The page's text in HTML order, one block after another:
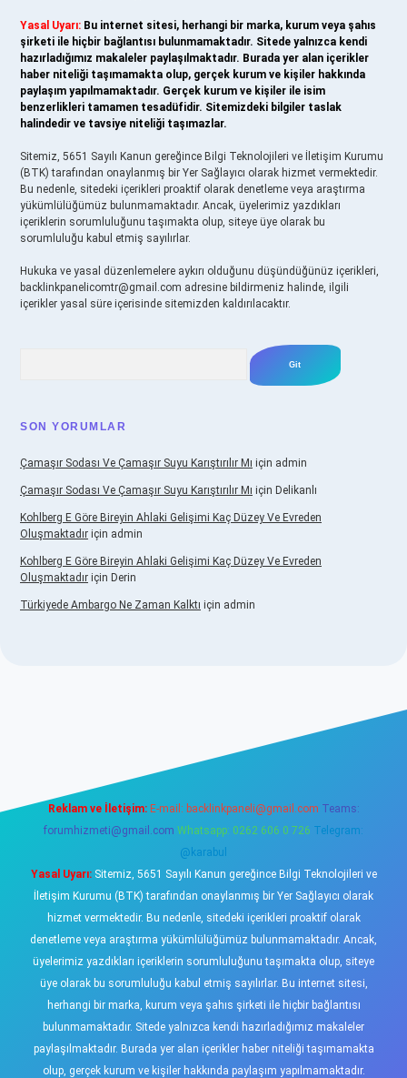
Yasal Uyarı: Bu internet sitesi, herhangi bir marka, kurum veya şahıs
şirketi ile hiçbir bağlantısı bulunmamaktadır. Sitede yalnızca kendi
hazırladığımız makaleler paylaşılmaktadır. Burada yer alan içerikler
haber niteliği taşımamakta olup, gerçek kurum ve kişiler hakkında
paylaşım yapılmamaktadır. Gerçek kurum ve kişiler ile isim
benzerlikleri tamamen tesadüfidir. Sitemizdeki bilgiler taslak
halindedir ve tavsiye niteliği taşımazlar.
Sitemiz, 5651 Sayılı Kanun gereğince Bilgi Teknolojileri ve İletişim Kurumu
(BTK) tarafından onaylanmış bir Yer Sağlayıcı olarak hizmet vermektedir.
Bu nedenle, sitedeki içerikleri proaktif olarak denetleme veya araştırma
yükümlülüğümüz bulunmamaktadır. Ancak, üyelerimiz yazdıkları
içeriklerin sorumluluğunu taşımakta olup, siteye üye olarak bu
sorumluluğu kabul etmiş sayılırlar.
Hukuka ve yasal düzenlemelere aykırı olduğunu düşündüğünüz içerikleri,
backlinkpanelicomtr@gmail.com adresine bildirmeniz halinde, ilgili
içerikler yasal süre içerisinde sitemizden kaldırılacaktır.
SON YORUMLAR
Çamaşır Sodası Ve Çamaşır Suyu Karıştırılır Mı için admin
Çamaşır Sodası Ve Çamaşır Suyu Karıştırılır Mı için Delikanlı
Kohlberg E Göre Bireyin Ahlaki Gelişimi Kaç Düzey Ve Evreden
Oluşmaktadır için admin
Kohlberg E Göre Bireyin Ahlaki Gelişimi Kaç Düzey Ve Evreden
Oluşmaktadır için Derin
Türkiyede Ambargo Ne Zaman Kalktı için admin
Reklam ve İletişim: E-mail: backlinkpaneli@gmail.com Teams:
forumhizmeti@gmail.com Whatsapp: 0262 606 0 726 Telegram:
@karabul
Yasal Uyarı:Sitemiz, 5651 Sayılı Kanun gereğince Bilgi Teknolojileri ve
İletişim Kurumu (BTK) tarafından onaylanmış bir Yer Sağlayıcı olarak
hizmet vermektedir. Bu nedenle, sitedeki içerikleri proaktif olarak
denetleme veya araştırma yükümlülüğümüz bulunmamaktadır. Ancak,
üyelerimiz yazdıkları içeriklerin sorumluluğunu taşımakta olup, siteye
üye olarak bu sorumluluğu kabul etmiş sayılırlar. Bu internet sitesi,
herhangi bir marka, kurum veya şahıs şirketi ile hiçbir bağlantısı
bulunmamaktadır. Sitede yalnızca kendi hazırladığımız makaleler
paylaşılmaktadır. Burada yer alan içerikler haber niteliği taşımamakta
olup, gerçek kurum ve kişiler hakkında paylaşım yapılmamaktadır.